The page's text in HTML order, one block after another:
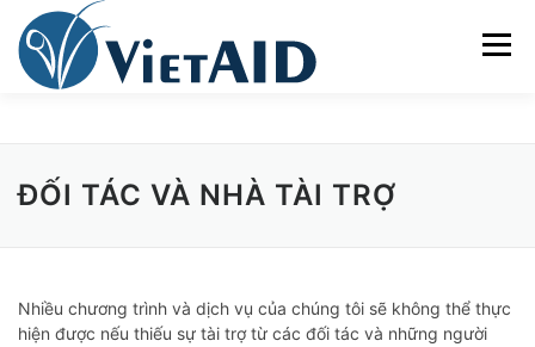
content
Menu
THAM GIA ENGLISH
ĐỐI TÁC VÀ NHÀ TÀI TRỢ
Nhiều chương trình và dịch vụ của chúng tôi sẽ không thể thực
hiện được nếu thiếu sự tài trợ từ các đối tác và những người